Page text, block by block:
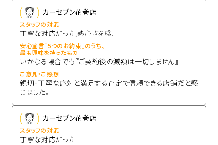
カーセブン花巻店
スタッフの対応
丁寧な対応だった,熱心さを感...
安心宣言『5つのお約束』のうち、
最も興味を持ったもの
いかなる場合でも『ご契約後の減額は一切しません』
ご意見・ご感想
親切・丁寧な応対と満足する査定で信頼できる店舗だと感
じました。
カーセブン花巻店
スタッフの対応
丁寧な対応だった